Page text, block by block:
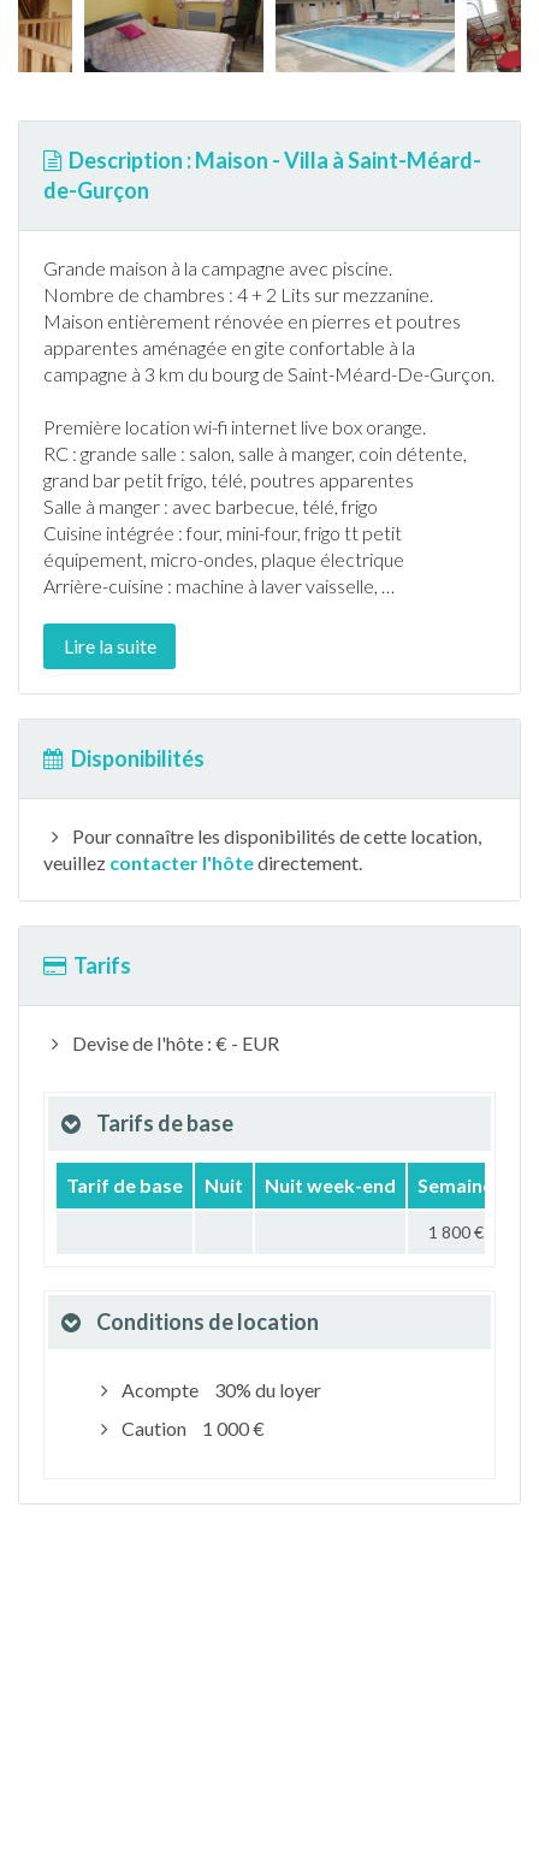
Description : Maison - Villa à Saint-Méard-
de-Gurçon
Grande maison à la campagne avec piscine.
Nombre de chambres : 4 + 2 Lits sur mezzanine.
Maison entièrement rénovée en pierres et poutres
apparentes aménagée en gite confortable à la
campagne à 3 km du bourg de Saint-Méard-De-Gurçon.
Première location wi-fi internet live box orange.
RC : grande salle : salon, salle à manger, coin détente,
grand bar petit frigo, télé, poutres apparentes
Salle à manger : avec barbecue, télé, frigo
Cuisine intégrée : four, mini-four, frigo tt petit
équipement, micro-ondes, plaque électrique
Arrière-cuisine : machine à laver vaisselle, …
Lire la suite
Disponibilités
Pour connaître les disponibilités de cette location,
veuillez contacter l'hôtedirectement.
Tarifs
Devise de l'hôte : € - EUR
Tarifs de base
Tarif de base Nuit Nuit week-end Semaine
1 800 €
Conditions de location
Acompte
30% du loyer
Caution
1 000 €